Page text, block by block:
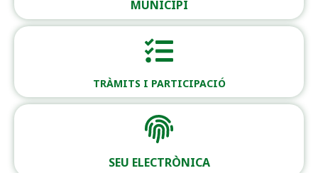
MUNICIPI
TRÀMITS I PARTICIPACIÓ
SEU ELECTRÒNICA